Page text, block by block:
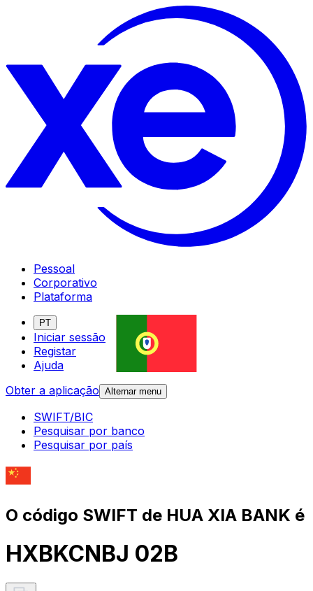
Pessoal
Corporativo
Plataforma
PT
Iniciar sessão
Registar
Ajuda
Obter a aplicação Alternar menu
SWIFT/BIC
Pesquisar por banco
Pesquisar por país
O código SWIFT de HUA XIA BANK é
HXBKCNBJ 02B